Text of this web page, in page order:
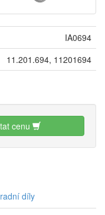
IA0694
11.201.694, 11201694
cenu
díly